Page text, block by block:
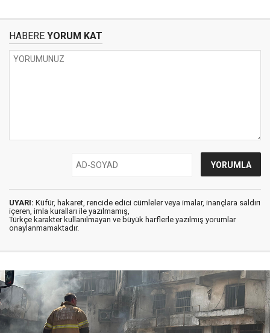
HABERE YORUM KAT
UYARI: Küfür, hakaret, rencide edici cümleler veya imalar, inançlara saldırı
içeren, imla kuralları ile yazılmamış,
Türkçe karakter kullanılmayan ve büyük harflerle yazılmış yorumlar
onaylanmamaktadır.